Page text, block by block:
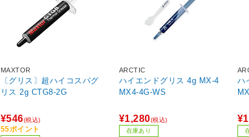
MAXTOR
〔グリス〕超ハイコスパグ
リス 2g CTG8-2G
¥546(税込)
55ポイント
ARCTIC
ハイエンドグリス 4g MX-4
MX4-4G-WS
¥1,280(税込)
在庫あり
ハ